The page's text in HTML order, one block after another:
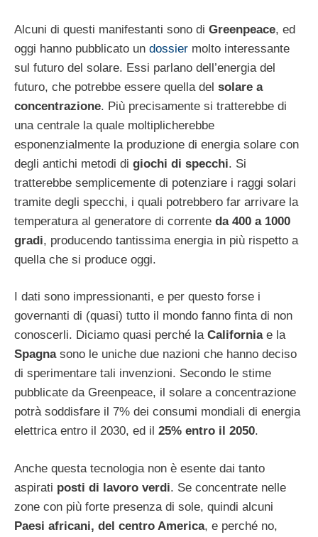
Alcuni di questi manifestanti sono di Greenpeace, ed
oggi hanno pubblicato un dossier molto interessante
sul futuro del solare. Essi parlano dell’energia del
futuro, che potrebbe essere quella del solare a
concentrazione. Più precisamente si tratterebbe di
una centrale la quale moltiplicherebbe
esponenzialmente la produzione di energia solare con
degli antichi metodi di giochi di specchi. Si
tratterebbe semplicemente di potenziare i raggi solari
tramite degli specchi, i quali potrebbero far arrivare la
temperatura al generatore di corrente da 400 a 1000
gradi, producendo tantissima energia in più rispetto a
quella che si produce oggi.
I dati sono impressionanti, e per questo forse i
governanti di (quasi) tutto il mondo fanno finta di non
conoscerli. Diciamo quasi perché la California e la
Spagna sono le uniche due nazioni che hanno deciso
di sperimentare tali invenzioni. Secondo le stime
pubblicate da Greenpeace, il solare a concentrazione
potrà soddisfare il 7% dei consumi mondiali di energia
elettrica entro il 2030, ed il 25% entro il 2050.
Anche questa tecnologia non è esente dai tanto
aspirati posti di lavoro verdi. Se concentrate nelle
zone con più forte presenza di sole, quindi alcuni
Paesi africani, del centro America, e perché no,